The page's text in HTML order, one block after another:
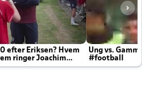
efter Eriksen? Hvem
ringer Joachim
Ung vs.
#football